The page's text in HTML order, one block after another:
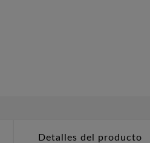
Detalles del producto